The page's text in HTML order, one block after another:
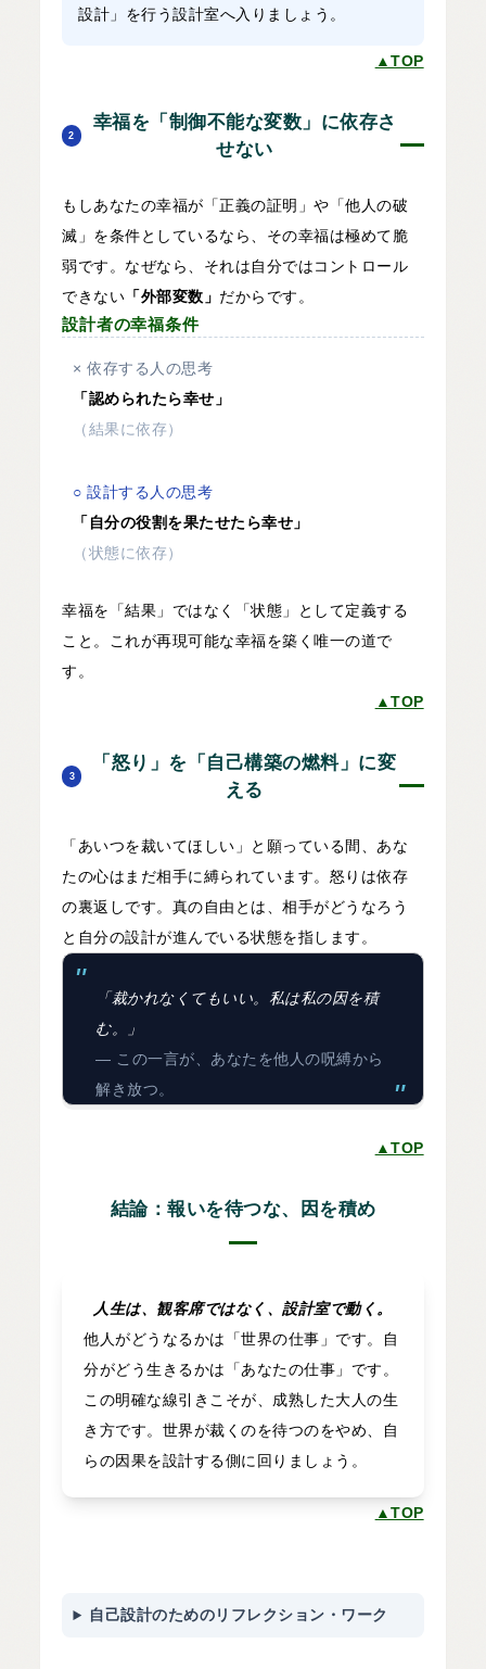
設計」を行う設計室へ入りましょう。
▲TOP
2
幸福を「制御不能な変数」に依存さ
せない
もしあなたの幸福が「正義の証明」や「他人の破
滅」を条件としているなら、その幸福は極めて脆
弱です。なぜなら、それは自分ではコントロール
できない 「外部変数」 だからです。
設計者の幸福条件
× 依存する人の思考
「認められたら幸せ」
（結果に依存）
○ 設計する人の思考
「自分の役割を果たせたら幸せ」
（状態に依存）
幸福を「結果」ではなく「状態」として定義する
こと。これが再現可能な幸福を築く唯一の道で
す。
▲TOP
3
「怒り」を「自己構築の燃料」に変
える
「あいつを裁いてほしい」と願っている間、あな
たの心はまだ相手に縛られています。怒りは依存
の裏返しです。真の自由とは、相手がどうなろう
と自分の設計が進んでいる状態を指します。
「裁かれなくてもいい。私は私の因を積
む。」
― この一言が、あなたを他人の呪縛から
解き放つ。
▲TOP
結論：報いを待つな、因を積め
人生は、観客席ではなく、設計室で動く。
他人がどうなるかは「世界の仕事」です。自
分がどう生きるかは「あなたの仕事」です。
この明確な線引きこそが、成熟した大人の生
き方です。世界が裁くのを待つのをやめ、自
らの因果を設計する側に回りましょう。
▲TOP
自己設計のためのリフレクション・ワーク